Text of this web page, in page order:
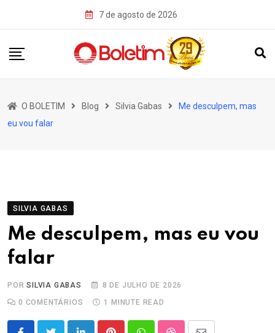
7 de agosto de 2026
O BOLETIM Blog Silvia Gabas
Me desculpem, mas
eu vou falar
SILVIA GABAS
Me desculpem, mas eu vou
falar
PORSILVIA GABAS
8 DE JULHO DE 2026
0 COMENTÁRIOS 1 MINUTE READ